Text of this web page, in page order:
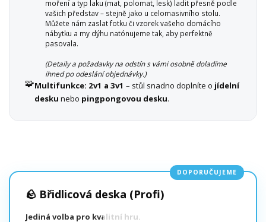
moření a typ laku (mat, polomat, lesk) ladit přesně podle
vašich představ – stejně jako u celomasivního stolu.
Můžete nám zaslat fotku či vzorek vašeho domácího
nábytku a my dýhu natónujeme tak, aby perfektně
pasovala.
(Detaily a požadavky na odstín s vámi osobně doladíme
ihned po odeslání objednávky.)
🧩Multifunkce: 2v1 a 3v1 – stůl snadno doplníte o jídelní
desku nebo pingpongovou desku.
DOPORUČUJEME
🪨 Břidlicová deska (Profi)
Jediná volba pro kvalitní hru.